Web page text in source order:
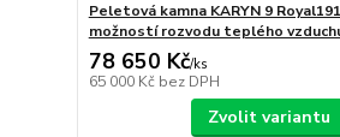
Peletová kamna KARYN 9
možností rozvodu teplého
78 650 Kč/ks
65 000 Kč bez DPH
Zvolit variantu